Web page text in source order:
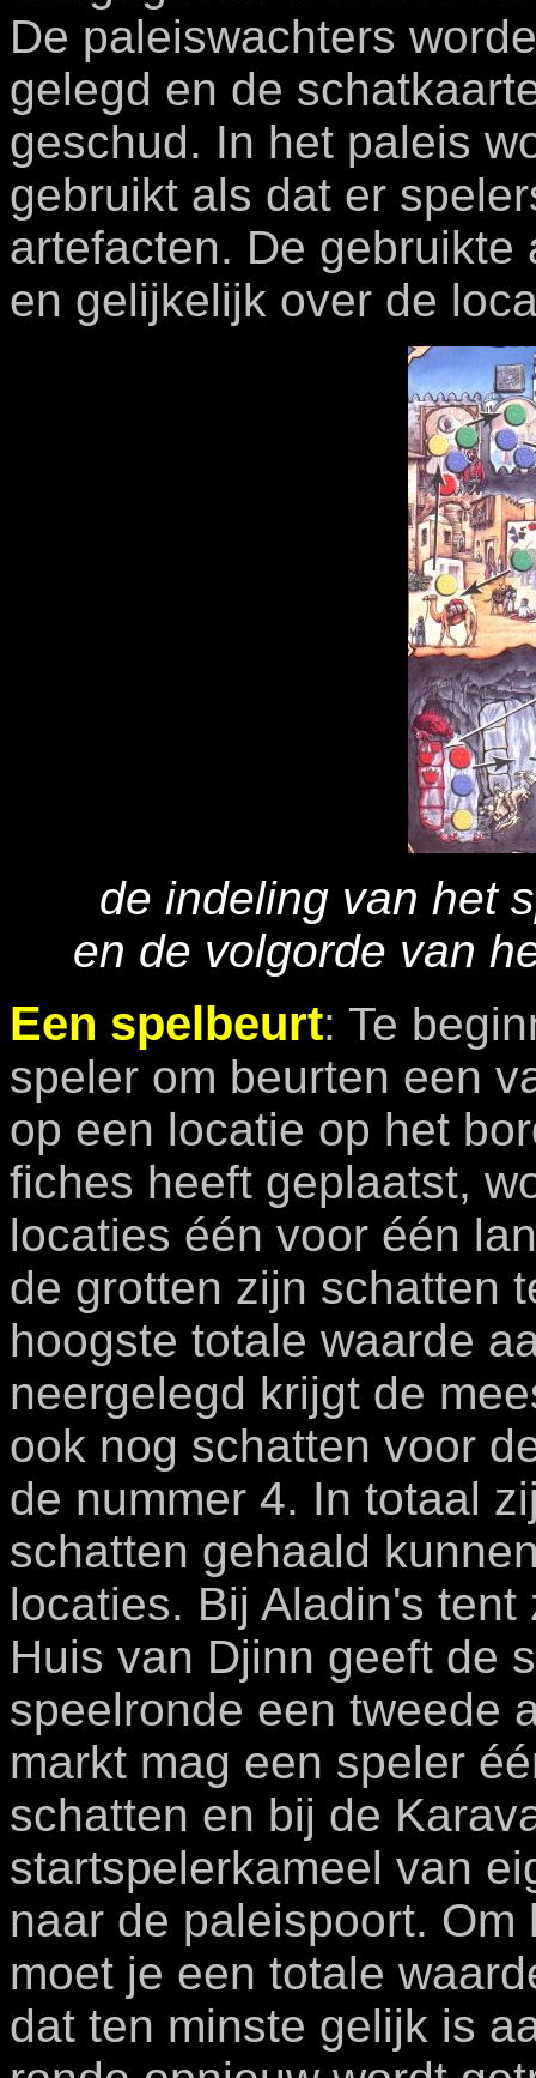
De paleiswachters
gelegd en de
geschud. In het paleis
gebruikt als dat er
artefacten. De
en gelijkelijk over de
de indeling van het
en de volgorde van
Een spelbeurt: Te
speler om beurten een
op een locatie op het
fiches heeft geplaatst,
locaties één voor één
de grotten zijn schatten
hoogste totale waarde
neergelegd krijgt de
ook nog schatten voor
de nummer 4. In totaal
schatten gehaald
locaties. Bij Aladin's
Huis van Djinn geeft de
speelronde een tweede
markt mag een speler
schatten en bij de
startspelerkameel van
naar de paleispoort.
moet je een totale
dat ten minste gelijk is